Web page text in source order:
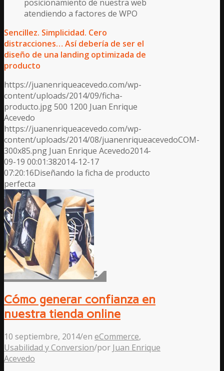
posicionamiento de nuestra web
atendiendo a factores de WPO
Sencillez. Simplicidad. Cero
distracciones… Así debería de ser el
diseño de una landing optimizada de
producto
https://juanenriqueacevedo.com/wp-
content/uploads/2014/09/ficha-
producto.jpg500 1200 Juan Enrique
Acevedo
https://juanenriqueacevedo.com/wp-
content/uploads/2014/08/juanenriqueacevedoCOM-
300x85.png Juan Enrique Acevedo2014-
09-19 00:01:382014-12-17
07:20:16Diseñando la ficha de producto
perfecta
Cómo generar confianza en
nuestra tienda online
10 septiembre, 2014/en eCommerce,
Usabilidad y Conversion/por Juan Enrique
Acevedo